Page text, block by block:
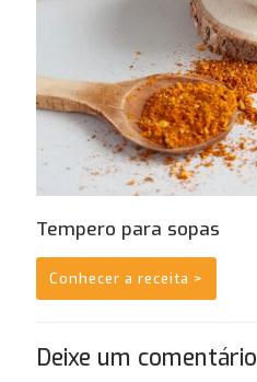
Tempero para sopas
Conhecer a receita >
Deixe um comentário